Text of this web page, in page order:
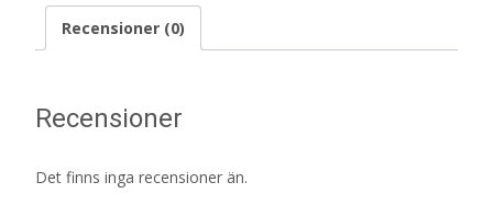
Recensioner (0)
Recensioner
Det finns inga recensioner än.